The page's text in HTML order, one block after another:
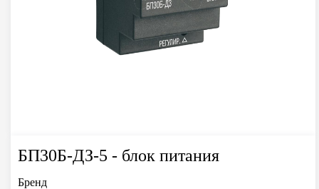
БП30Б-ДЗ-5 - блок питания
Бренд